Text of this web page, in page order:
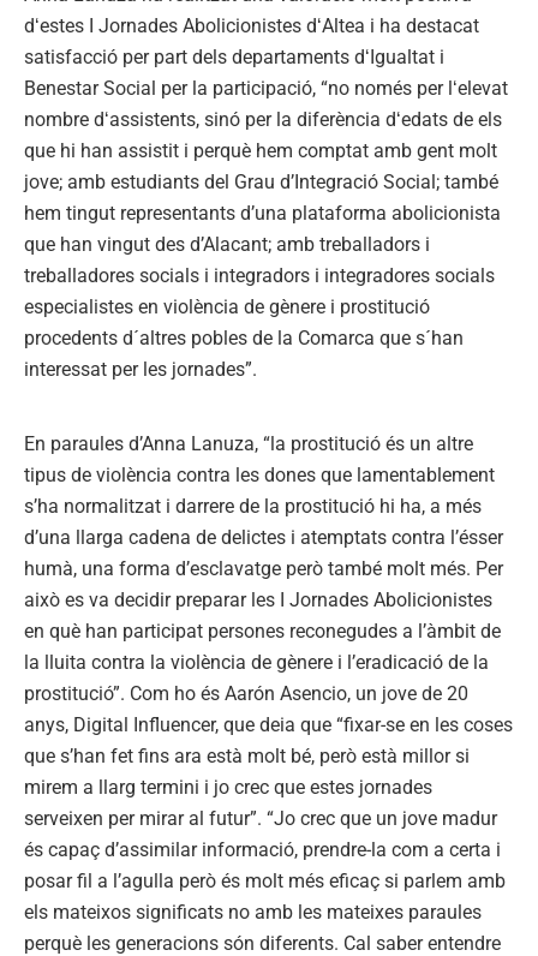
dʻestes I Jornades Abolicionistes dʻAltea i ha destacat
satisfacció per part dels departaments dʻIgualtat i
Benestar Social per la participació, “no només per lʻelevat
nombre dʻassistents, sinó per la diferència dʻedats de els
que hi han assistit i perquè hem comptat amb gent molt
jove; amb estudiants del Grau d’Integració Social; també
hem tingut representants d’una plataforma abolicionista
que han vingut des d’Alacant; amb treballadors i
treballadores socials i integradors i integradores socials
especialistes en violència de gènere i prostitució
procedents d´altres pobles de la Comarca que s´han
interessat per les jornades”.
En paraules d’Anna Lanuza, “la prostitució és un altre
tipus de violència contra les dones que lamentablement
s’ha normalitzat i darrere de la prostitució hi ha, a més
d’una llarga cadena de delictes i atemptats contra l’ésser
humà, una forma d’esclavatge però també molt més. Per
això es va decidir preparar les I Jornades Abolicionistes
en què han participat persones reconegudes a l’àmbit de
la lluita contra la violència de gènere i l’eradicació de la
prostitució”. Com ho és Aarón Asencio, un jove de 20
anys, Digital Influencer, que deia que “fixar-se en les coses
que s’han fet fins ara està molt bé, però està millor si
mirem a llarg termini i jo crec que estes jornades
serveixen per mirar al futur”. “Jo crec que un jove madur
és capaç d’assimilar informació, prendre-la com a certa i
posar fil a l’agulla però és molt més eficaç si parlem amb
els mateixos significats no amb les mateixes paraules
perquè les generacions són diferents. Cal saber entendre